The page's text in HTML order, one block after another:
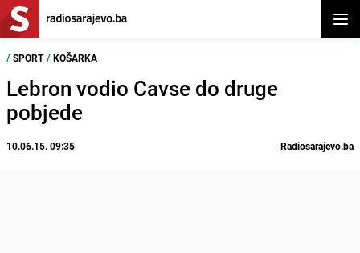
/ SPORT / KOŠARKA
Lebron vodio Cavse do druge
pobjede
10.06.15. 09:35 Radiosarajevo.ba